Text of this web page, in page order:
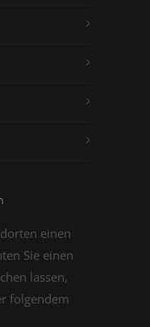
einen
Sie einen
lassen,
folgendem